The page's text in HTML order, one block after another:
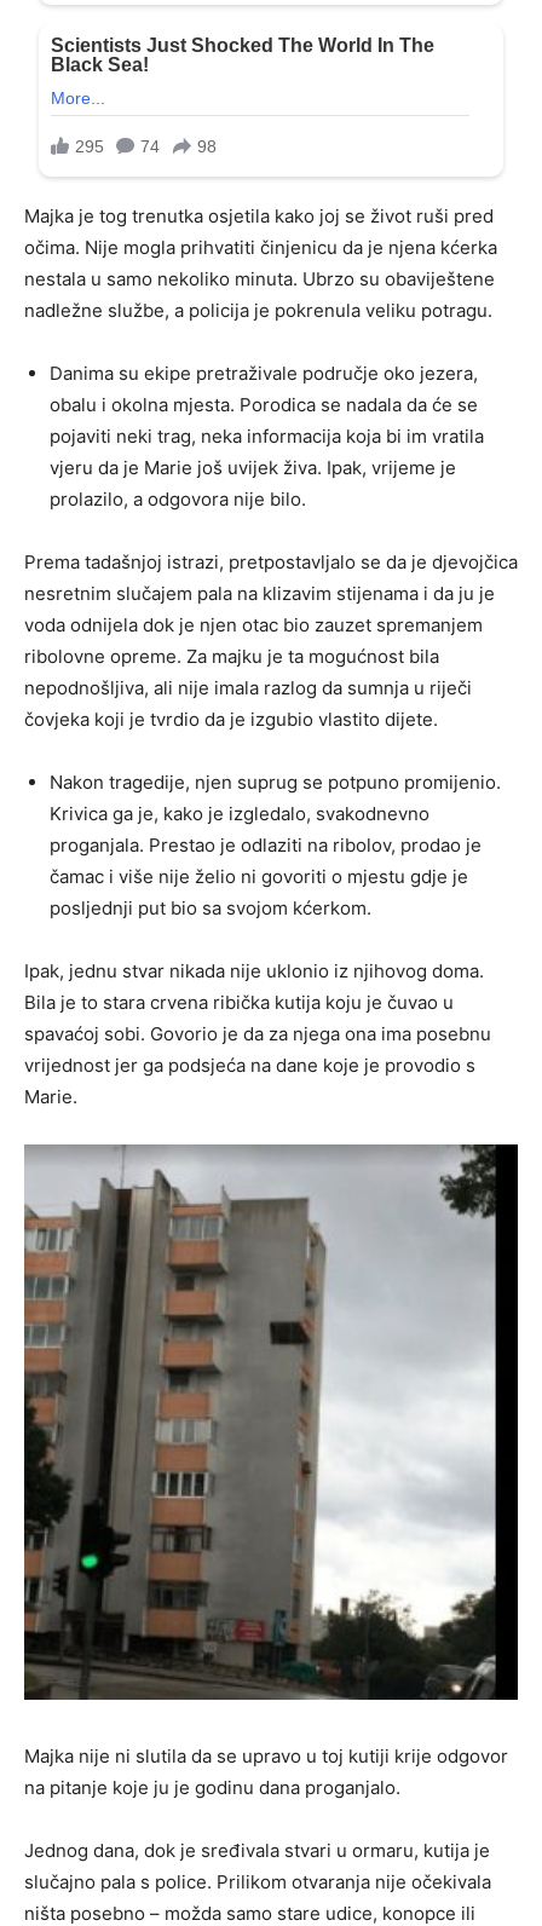
Majka je tog trenutka osjetila kako joj se život ruši pred
očima. Nije mogla prihvatiti činjenicu da je njena kćerka
nestala u samo nekoliko minuta. Ubrzo su obaviještene
nadležne službe, a policija je pokrenula veliku potragu.
Danima su ekipe pretraživale područje oko jezera,
obalu i okolna mjesta. Porodica se nadala da će se
pojaviti neki trag, neka informacija koja bi im vratila
vjeru da je Marie još uvijek živa. Ipak, vrijeme je
prolazilo, a odgovora nije bilo.
Prema tadašnjoj istrazi, pretpostavljalo se da je djevojčica
nesretnim slučajem pala na klizavim stijenama i da ju je
voda odnijela dok je njen otac bio zauzet spremanjem
ribolovne opreme. Za majku je ta mogućnost bila
nepodnošljiva, ali nije imala razlog da sumnja u riječi
čovjeka koji je tvrdio da je izgubio vlastito dijete.
Nakon tragedije, njen suprug se potpuno promijenio.
Krivica ga je, kako je izgledalo, svakodnevno
proganjala. Prestao je odlaziti na ribolov, prodao je
čamac i više nije želio ni govoriti o mjestu gdje je
posljednji put bio sa svojom kćerkom.
Ipak, jednu stvar nikada nije uklonio iz njihovog doma.
Bila je to stara crvena ribička kutija koju je čuvao u
spavaćoj sobi. Govorio je da za njega ona ima posebnu
vrijednost jer ga podsjeća na dane koje je provodio s
Marie.
Majka nije ni slutila da se upravo u toj kutiji krije odgovor
na pitanje koje ju je godinu dana proganjalo.
Jednog dana, dok je sređivala stvari u ormaru, kutija je
slučajno pala s police. Prilikom otvaranja nije očekivala
ništa posebno – možda samo stare udice, konopce ili